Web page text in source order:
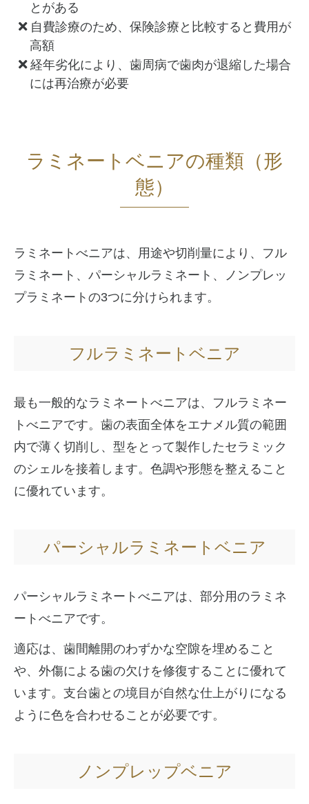
とがある
自費診療のため、保険診療と比較すると費用が
高額
経年劣化により、歯周病で歯肉が退縮した場合
には再治療が必要
ラミネートベニアの種類（形
態）
ラミネートべニアは、用途や切削量により、フル
ラミネート、パーシャルラミネート、ノンプレッ
プラミネートの3つに分けられます。
フルラミネートベニア
最も一般的なラミネートべニアは、フルラミネー
トべニアです。歯の表面全体をエナメル質の範囲
内で薄く切削し、型をとって製作したセラミック
のシェルを接着します。色調や形態を整えること
に優れています。
パーシャルラミネートベニア
パーシャルラミネートべニアは、部分用のラミネ
ートべニアです。
適応は、歯間離開のわずかな空隙を埋めること
や、外傷による歯の欠けを修復することに優れて
います。支台歯との境目が自然な仕上がりになる
ように色を合わせることが必要です。
ノンプレップベニア